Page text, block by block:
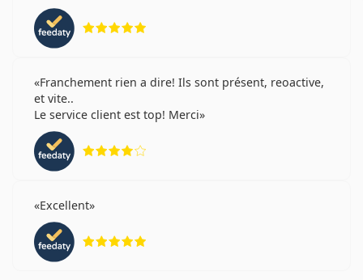
Franchement rien a dire! Ils sont présent, reoactive,
et vite..
Le service client est top! Merci
Excellent